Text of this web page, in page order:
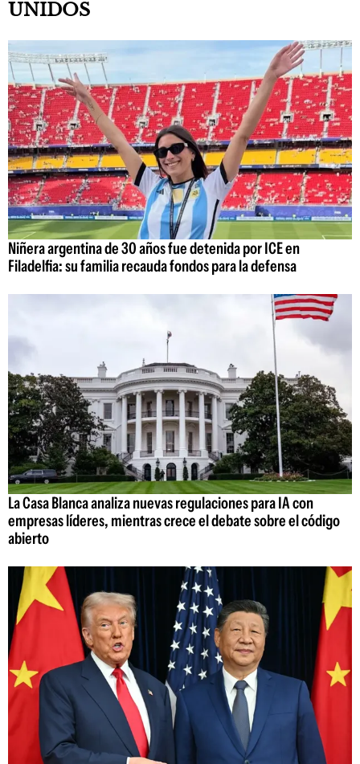
UNIDOS
Niñera argentina de 30 años fue detenida por ICE en
Filadelfia: su familia recauda fondos para la defensa
La Casa Blanca analiza nuevas regulaciones para IA con
empresas líderes, mientras crece el debate sobre el código
abierto